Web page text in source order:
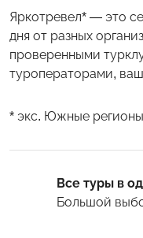
Яркотревел* — это
дня от разных
проверенными
туроператорами,
* экс. Южные регионы
Все туры в
Большой